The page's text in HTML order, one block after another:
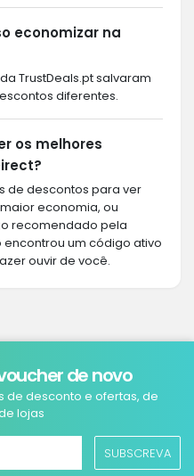
economizar na
TrustDeals.pt salvaram
diferentes.
os melhores
de descontos para ver
economia, ou
recomendado pela
encontrou um código ativo
ouvir de você.
de novo
de desconto e ofertas, de
lojas
SUBSCREVA